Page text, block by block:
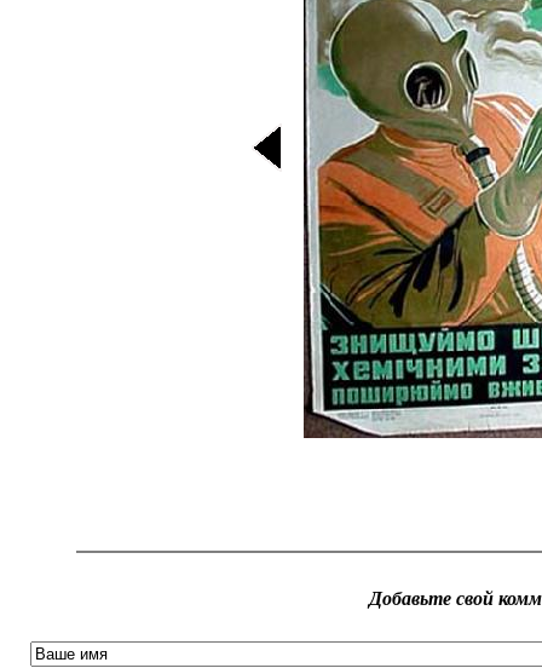
Добавьте свой